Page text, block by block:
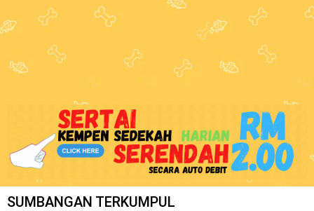
SUMBANGAN TERKUMPUL